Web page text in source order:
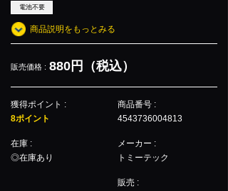
電池不要
商品説明をもっとみる
販売価格 : 880円（税込）
獲得ポイント :
8ポイント
在庫 :
◎在庫あり
商品番号 :
4543736004813
メーカー :
トミーテック
販売 :